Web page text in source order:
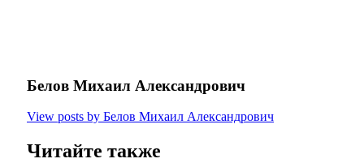
Белов Михаил Александрович
View posts by Белов Михаил Александрович
Читайте также